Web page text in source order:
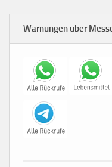
Warnungen über